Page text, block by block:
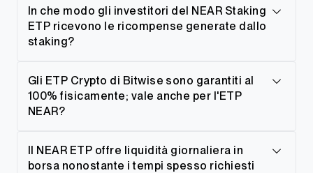
In che modo gli investitori del NEAR Staking
ETP ricevono le ricompense generate dallo
staking?
Gli ETP Crypto di Bitwise sono garantiti al
100% fisicamente; vale anche per l'ETP
NEAR?
Il NEAR ETP offre liquidità giornaliera in
borsa nonostante i tempi spesso richiesti